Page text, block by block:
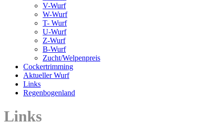
V-Wurf
W-Wurf
T- Wurf
U-Wurf
Z-Wurf
B-Wurf
Zucht/Welpenpreis
Cockertrimming
Aktueller Wurf
Links
Regenbogenland
Links